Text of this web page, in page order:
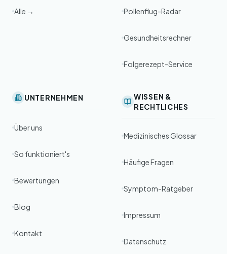
Alle → Pollenflug-Radar
Gesundheitsrechner
Folgerezept-Service
UNTERNEHMEN
Über uns
So funktioniert's
Bewertungen
Blog
Kontakt
WISSEN &
RECHTLICHES
Medizinisches Glossar
Häufige Fragen
Symptom-Ratgeber
Impressum
Datenschutz